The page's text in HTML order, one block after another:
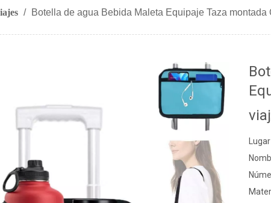
/ Botella de agua Bebida Maleta Equipaje Taza